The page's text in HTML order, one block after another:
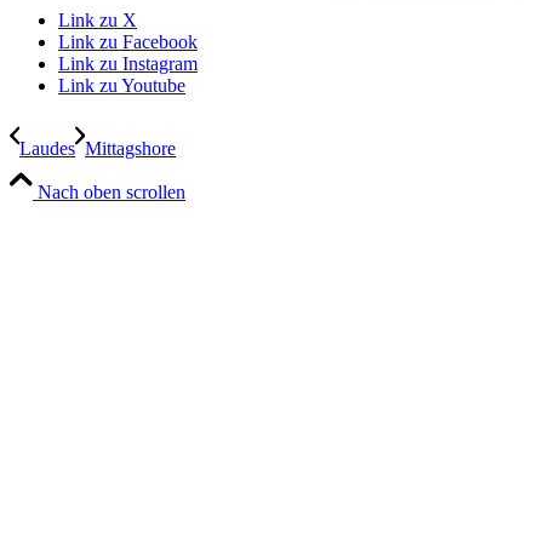
Link zu X
Link zu Facebook
Link zu Instagram
Link zu Youtube
Laudes Mittagshore
Nach oben scrollen